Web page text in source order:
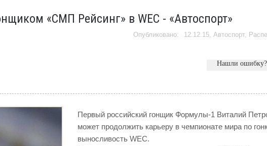
«СМП Рейсинг» в WEC - «Автоспорт»
12.12.15, Автоспорт,
Нашли ошибку?
Первый российский гонщик Формулы-1 Виталий
может продолжить карьеру в чемпионате мира по
выносливость WEC.